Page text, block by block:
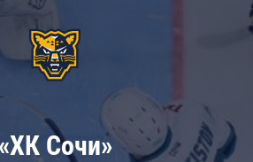
«ХК Сочи»